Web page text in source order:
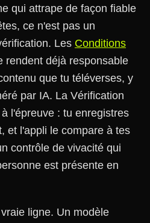
qui attrape de façon fiable
ce n'est pas un
Les Conditions
rendent déjà responsable
que tu téléverses, y
par IA. La Vérification
l'épreuve : tu enregistres
et l'appli le compare à tes
contrôle de vivacité qui
est présente en
ligne. Un modèle